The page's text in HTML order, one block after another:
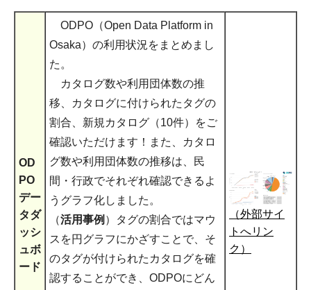
OD
PO
デー
タダ
ッシ
ュボ
ード
ODPO（Open Data Platform in
Osaka）の利用状況をまとめまし
た。
カタログ数や利用団体数の推
移、カタログに付けられたタグの
割合、新規カタログ（10件）をご
確認いただけます！また、カタロ
グ数や利用団体数の推移は、民
間・行政でそれぞれ確認できるよ
うグラフ化しました。
（活用事例 ）タグの割合ではマウ
スを円グラフにかざすことで、そ
のタグが付けられたカタログを確
認することができ、ODPOにどん
（外部サイ
トへリン
ク）